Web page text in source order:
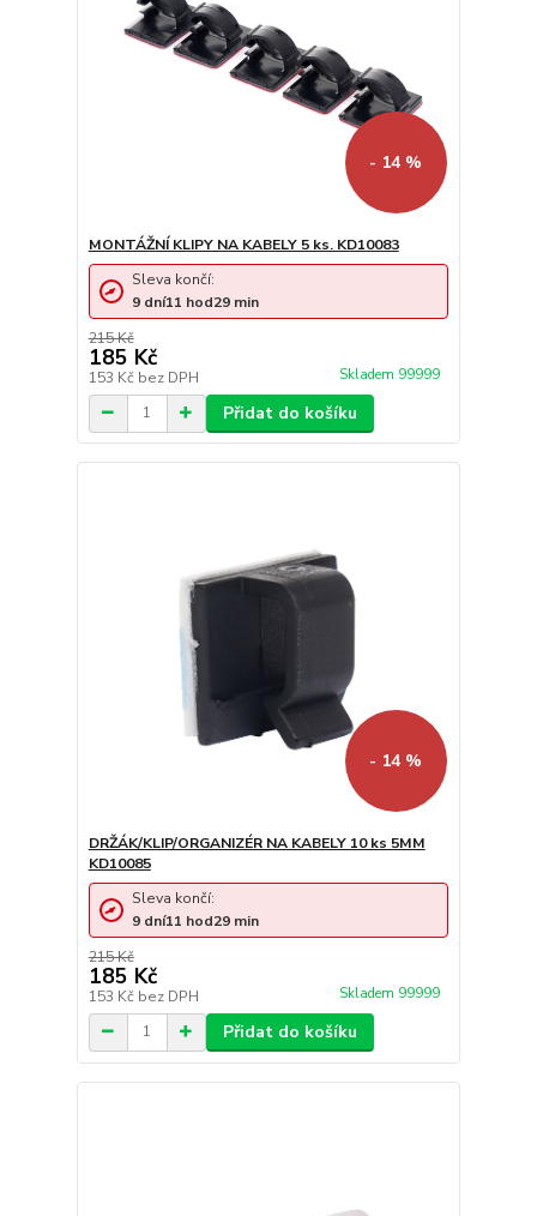
- 14 %
MONTÁŽNÍ KLIPY NA KABELY 5 ks. KD10083
215 Kč
185 Kč
153 Kč bez DPH Skladem 99999
Sleva končí:
9 dní11 hod29 min
Přidat do košíku
- 14 %
DRŽÁK/KLIP/ORGANIZÉR NA KABELY 10 ks 5MM
KD10085
215 Kč
185 Kč
153 Kč bez DPH Skladem 99999
Sleva končí:
9 dní11 hod29 min
Přidat do košíku